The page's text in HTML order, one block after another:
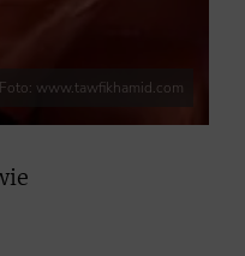
Foto: www.tawfikhamid.com